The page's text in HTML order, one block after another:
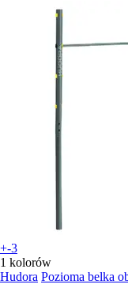
+-3
1 kolorów
Hudora Pozioma belka